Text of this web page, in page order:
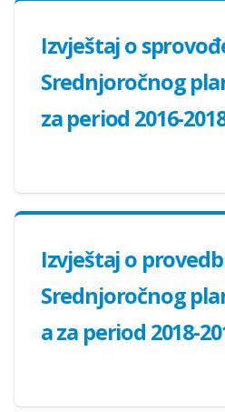
Izvještaj o
Srednjoročnog
za period 2016-
Izvještaj o
Srednjoročnog
a za period 2018-